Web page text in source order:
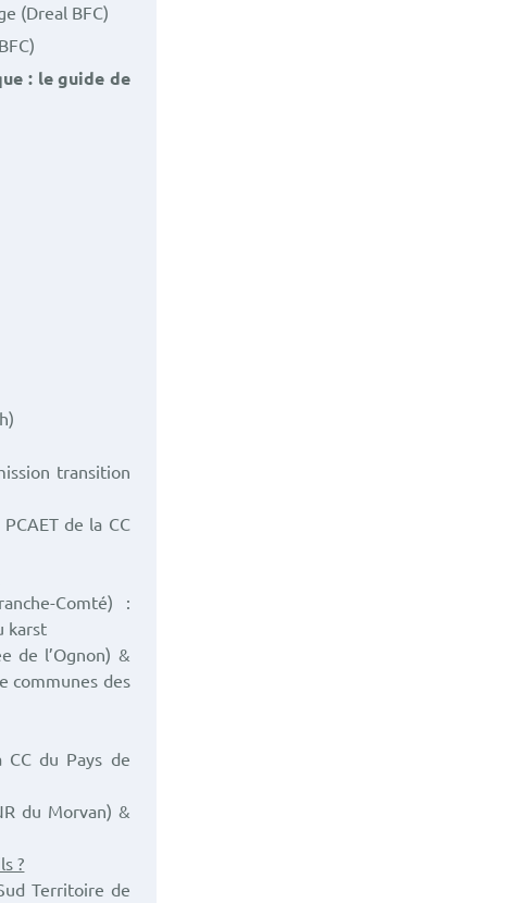
(Dreal BFC)
: le guide de
transition
de la CC
Comté) :
karst
de l’Ognon) &
communes des
du Pays de
du Morvan) &
?
Territoire de